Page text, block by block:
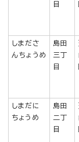
目
しまださ
んちょうめ
島田
三丁
目
しまだに
ちょうめ
島田
二丁
目